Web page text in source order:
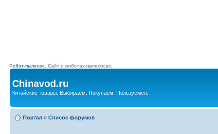
Робот-пылесос. Сайт о роботах-пылесосах.
Chinavod.ru
Китайские товары. Выбираем. Покупаем. Пользуемся.
Портал » Список форумов